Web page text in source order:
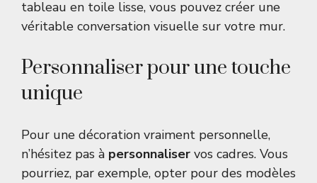
tableau en toile lisse, vous pouvez créer une
véritable conversation visuelle sur votre mur.
Personnaliser pour une touche
unique
Pour une décoration vraiment personnelle,
n’hésitez pas à personnaliser vos cadres. Vous
pourriez, par exemple, opter pour des modèles